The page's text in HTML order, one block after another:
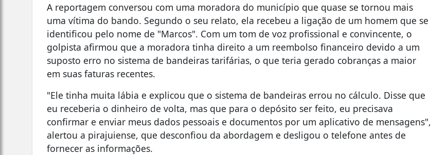
A reportagem conversou com uma moradora do município que quase se tornou mais
uma vítima do bando. Segundo o seu relato, ela recebeu a ligação de um homem que se
identificou pelo nome de "Marcos". Com um tom de voz profissional e convincente, o
golpista afirmou que a moradora tinha direito a um reembolso financeiro devido a um
suposto erro no sistema de bandeiras tarifárias, o que teria gerado cobranças a maior
em suas faturas recentes.
"Ele tinha muita lábia e explicou que o sistema de bandeiras errou no cálculo. Disse que
eu receberia o dinheiro de volta, mas que para o depósito ser feito, eu precisava
confirmar e enviar meus dados pessoais e documentos por um aplicativo de mensagens",
alertou a pirajuiense, que desconfiou da abordagem e desligou o telefone antes de
fornecer as informações.